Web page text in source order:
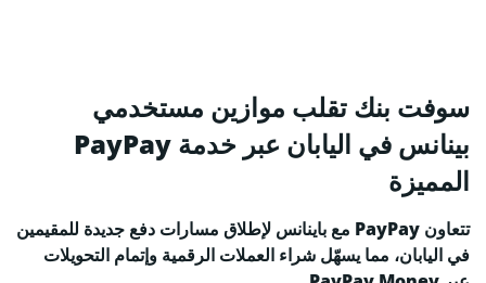
سوفت بنك تقلب موازين مستخدمي
بينانس في اليابان عبر خدمة PayPay
المميزة
تتعاون PayPay مع باينانس لإطلاق مسارات دفع جديدة للمقيمين
في اليابان، مما يسهّل شراء العملات الرقمية وإتمام التحويلات